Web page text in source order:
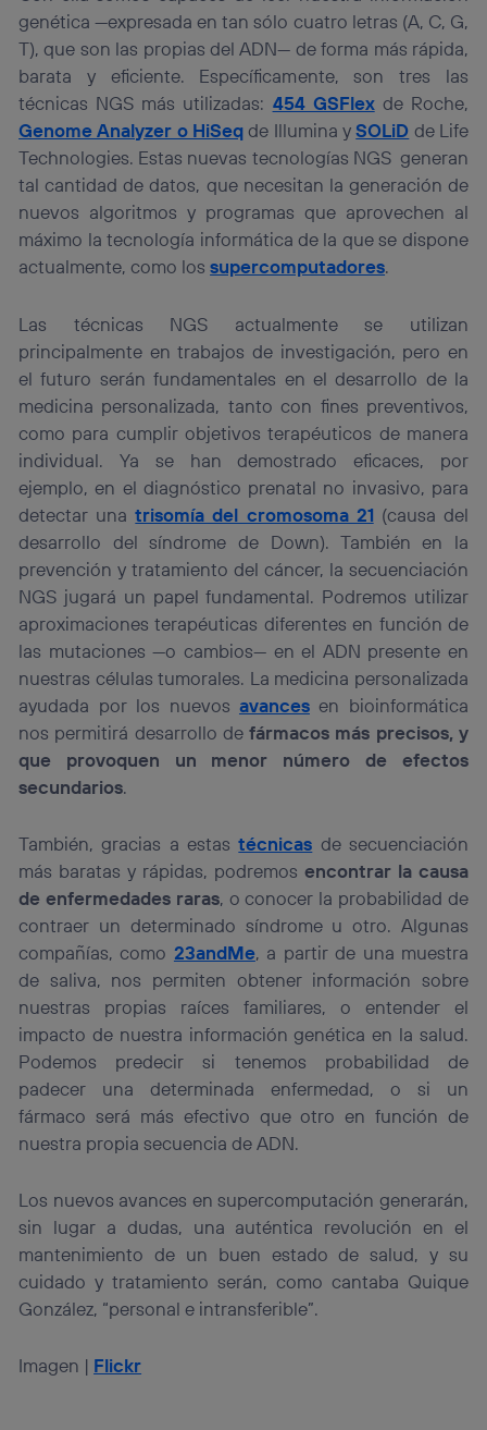
genética —expresada en tan sólo cuatro letras (A, C, G,
T), que son las propias del ADN— de forma más rápida,
barata y eficiente. Específicamente, son tres las
técnicas NGS más utilizadas: 454 GSFlexde Roche,
Genome Analyzer o HiSeqde Illumina ySOLiD de Life
Technologies. Estas nuevas tecnologías NGS generan
tal cantidad de datos, que necesitan la generación de
nuevos algoritmos y programas que aprovechen al
máximo la tecnología informática de la que se dispone
actualmente, como lossupercomputadores.
Las técnicas NGS actualmente se utilizan
principalmente en trabajos de investigación, pero en
el futuro serán fundamentales en el desarrollo de la
medicina personalizada, tanto con fines preventivos,
como para cumplir objetivos terapéuticos de manera
individual. Ya se han demostrado eficaces, por
ejemplo, en el diagnóstico prenatal no invasivo, para
detectar unatrisomía del cromosoma 21 (causa del
desarrollo del síndrome de Down). También en la
prevención y tratamiento del cáncer, la secuenciación
NGS jugará un papel fundamental. Podremos utilizar
aproximaciones terapéuticas diferentes en función de
las mutaciones —o cambios— en el ADN presente en
nuestras células tumorales. La medicina personalizada
ayudada por los nuevos avancesen bioinformática
nos permitirá desarrollo defármacos más precisos, y
que provoquen un menor número de efectos
secundarios.
También, gracias a estastécnicas de secuenciación
más baratas y rápidas, podremos encontrar la causa
de enfermedades raras, o conocer la probabilidad de
contraer un determinado síndrome u otro. Algunas
compañías, como 23andMe, a partir de una muestra
de saliva, nos permiten obtener información sobre
nuestras propias raíces familiares, o entender el
impacto de nuestra información genética en la salud.
Podemos predecir si tenemos probabilidad de
padecer una determinada enfermedad, o si un
fármaco será más efectivo que otro en función de
nuestra propia secuencia de ADN.
Los nuevos avances en supercomputación generarán,
sin lugar a dudas, una auténtica revolución en el
mantenimiento de un buen estado de salud, y su
cuidado y tratamiento serán, como cantaba Quique
González, “personal e intransferible”.
Imagen | Flickr